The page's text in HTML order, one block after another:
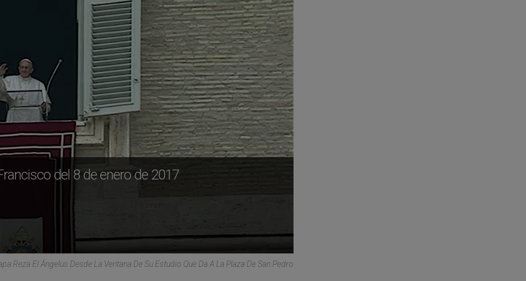
del 8 de enero de 2017
Reza El Ángelus Desde La Ventana De Su Estudio Que Da A La Plaza De San Pedro